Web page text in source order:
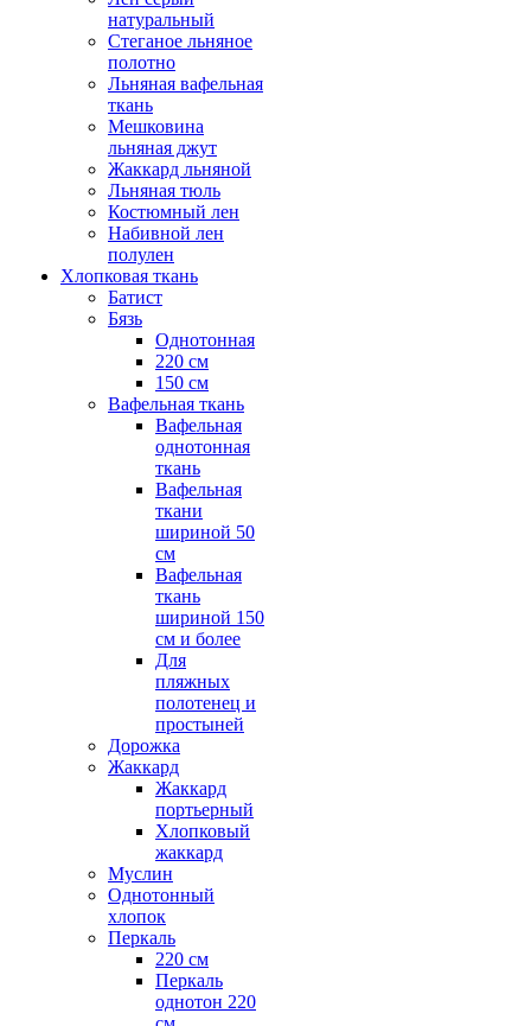
натуральный
Стеганое льняное
полотно
Льняная вафельная
ткань
Мешковина
льняная джут
Жаккард льняной
Льняная тюль
Костюмный лен
Набивной лен
полулен
Хлопковая ткань
Батист
Бязь
Однотонная
220 см
150 см
Вафельная ткань
Вафельная
однотонная
ткань
Вафельная
ткани
шириной 50
см
Вафельная
ткань
шириной 150
см и более
Для
пляжных
полотенец и
простыней
Дорожка
Жаккард
Жаккард
портьерный
Хлопковый
жаккард
Муслин
Однотонный
хлопок
Перкаль
220 см
Перкаль
однотон 220